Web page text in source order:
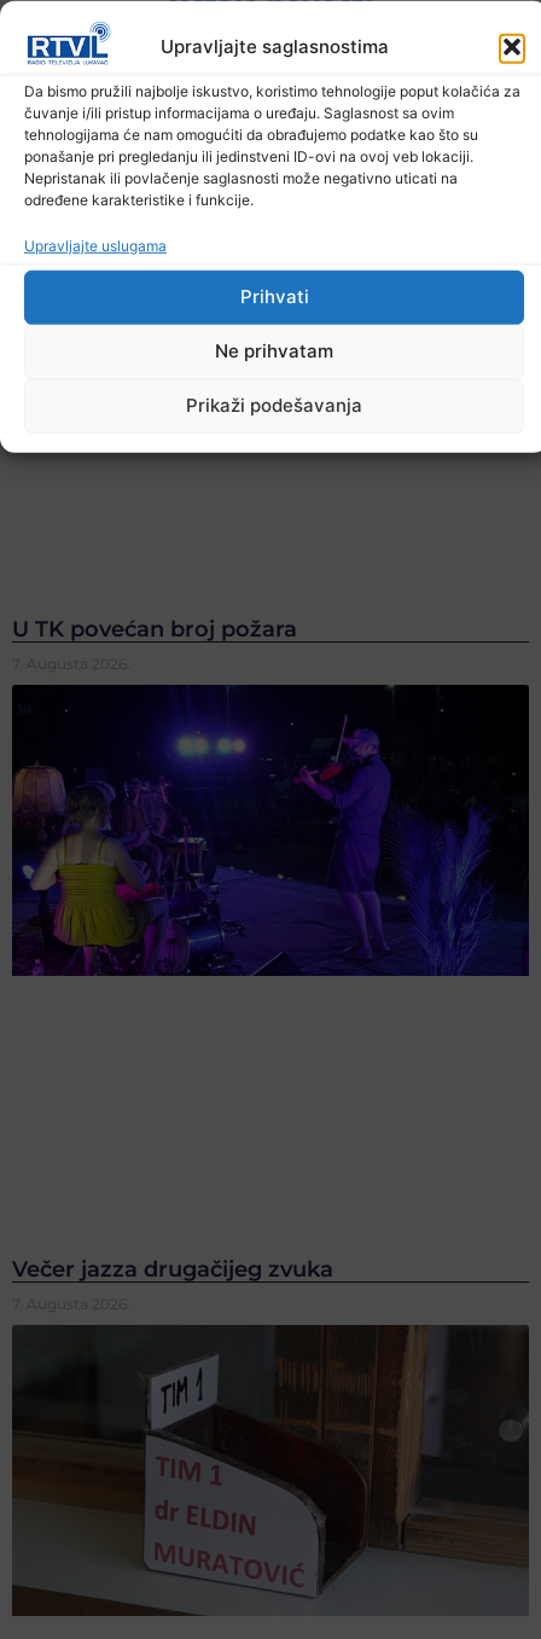
Upravljajte saglasnostima
Da bismo pružili najbolje iskustvo, koristimo tehnologije poput kolačića za
čuvanje i/ili pristup informacijama o uređaju. Saglasnost sa ovim
tehnologijama će nam omogućiti da obrađujemo podatke kao što su
ponašanje pri pregledanju ili jedinstveni ID-ovi na ovoj veb lokaciji.
Nepristanak ili povlačenje saglasnosti može negativno uticati na
određene karakteristike i funkcije.
Upravljajte uslugama
Prihvati
Ne prihvatam
Prikaži podešavanja
U TK povećan broj požara
7. Augusta 2026.
Večer jazza drugačijeg zvuka
7. Augusta 2026.